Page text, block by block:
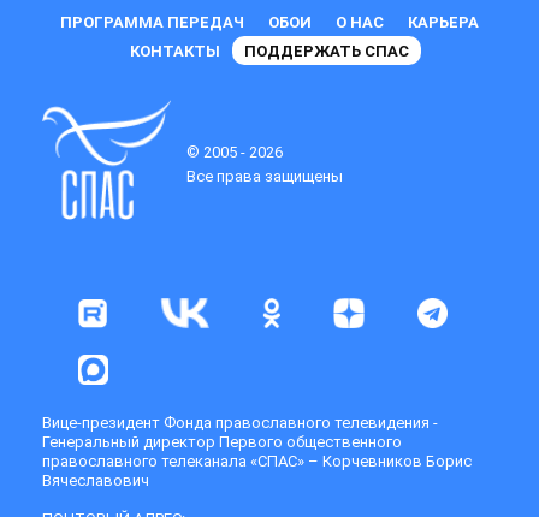
ПРОГРАММА ПЕРЕДАЧ ОБОИ О НАС
КАРЬЕРА
КОНТАКТЫ
ПОДДЕРЖАТЬ СПАС
© 2005 - 2026
Все права защищены
Вице-президент Фонда православного телевидения -
Генеральный директор Первого общественного
православного телеканала «СПАС» – Корчевников Борис
Вячеславович